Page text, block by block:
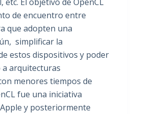
de encuentro entre
que adopten una
simplificar la
estos dispositivos y poder
a arquitecturas
menores tiempos de
fue una iniciativa
y posteriormente